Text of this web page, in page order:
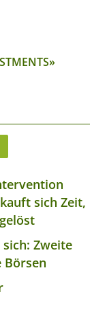
sich Zeit,
Zweite
Börsen